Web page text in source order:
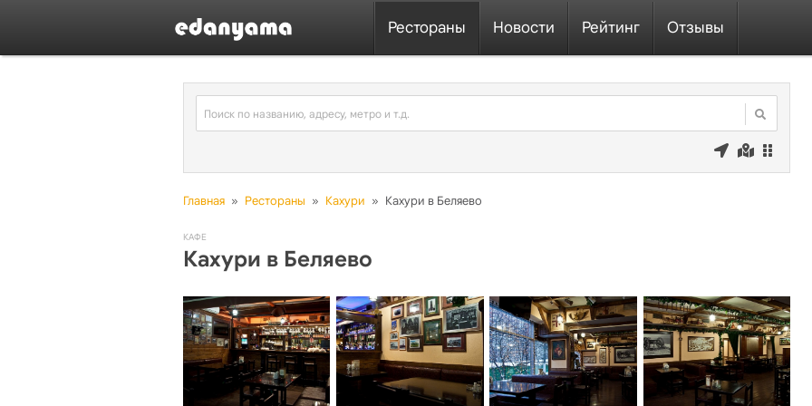
Рестораны Новости Рейтинг Отзывы
Главная » Рестораны » Кахури » Кахури в Беляево
КАФЕ
Кахури в Беляево